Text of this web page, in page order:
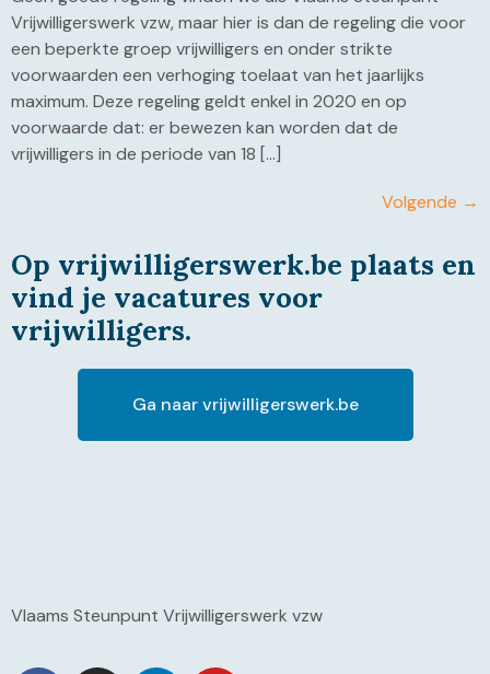
Vrijwilligerswerk vzw, maar hier is dan de regeling die voor
een beperkte groep vrijwilligers en onder strikte
voorwaarden een verhoging toelaat van het jaarlijks
maximum. Deze regeling geldt enkel in 2020 en op
voorwaarde dat: er bewezen kan worden dat de
vrijwilligers in de periode van 18 […]
Volgende →
Op vrijwilligerswerk.be plaats en
vind je vacatures voor
vrijwilligers.
Ga naar vrijwilligerswerk.be
Vlaams Steunpunt Vrijwilligerswerk vzw